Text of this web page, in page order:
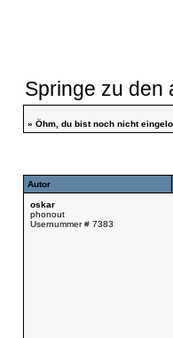
Springe zu den
» Öhm, du bist noch nicht
Autor
oskar
phonout
Usernummer # 7383